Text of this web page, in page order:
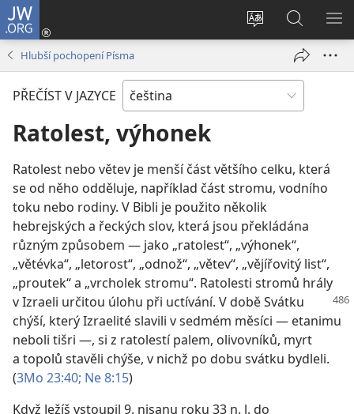
JW.ORG
Změnit
stránek
Přihlásit
se
okno)
Hledat
na
JW.ORG
Hlubší pochopení Písma
PŘEČÍST V JAZYCE
Ratolest, výhonek
Ratolest nebo větev je menší část většího celku, která
se od něho odděluje, například část stromu, vodního
toku nebo rodiny. V Bibli je použito několik
hebrejských a řeckých slov, která jsou překládána
různým způsobem — jako „ratolest“, „výhonek“,
„větévka“, „letorost“, „odnož“, „větev“, „vějířovitý list“,
„proutek“ a „vrcholek stromu“. Ratolesti stromů hrály
v Izraeli určitou úlohu při uctívání. V době Svátku
chýší, který Izraelité slavili v sedmém měsíci — etanimu
neboli tišri —, si z ratolestí palem, olivovníků, myrt
a topolů stavěli chýše, v nichž po dobu svátku bydleli.
(3Mo 23:40; Ne 8:15)
Když Ježíš vstoupil 9. nisanu roku 33 n. l. do